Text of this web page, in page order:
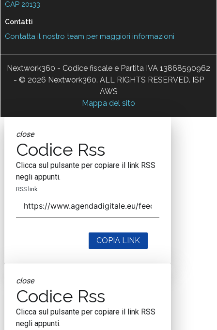
CAP 20133
Contatti
Contatta il nostro team per maggiori informazioni
Nextwork360 - Codice fiscale e Partita IVA 13868590962
- © 2026 Nextwork360. ALL RIGHTS RESERVED. ISP
AWS
Mappa del sito
close
Codice Rss
Clicca sul pulsante per copiare il link RSS
negli appunti.
RSS link
COPIA LINK
close
Codice Rss
Clicca sul pulsante per copiare il link RSS
negli appunti.